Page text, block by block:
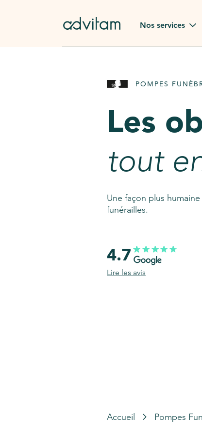
Nos services
Rapatriement à
Pierre tombale
AssistGPT
Nos services en plus
POMPES
Les
tout
Une façon plus
funérailles.
4.7
Lire les avis
Accueil Pompes